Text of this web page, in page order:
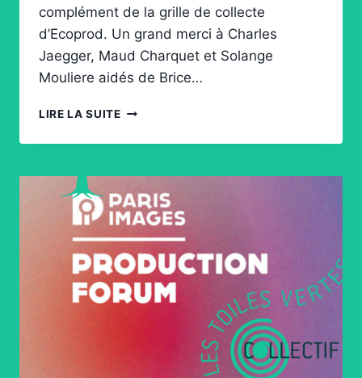
complément de la grille de collecte
d’Ecoprod. Un grand merci à Charles
Jaegger, Maud Charquet et Solange
Mouliere aidés de Brice…
LIRE LA SUITE NOUVEL